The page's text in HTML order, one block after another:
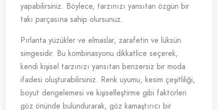
yapabilirsiniz. Böylece, tarzınızı yansıtan özgün bir
takı parçasına sahip olursunuz.
Pırlanta yüzükler ve elmaslar, zarafetin ve lüksün
simgesidir. Bu kombinasyonu dikkatlice seçerek,
kendi kişisel tarzınızı yansıtan benzersiz bir moda
ifadesi oluşturabilirsiniz. Renk uyumu, kesim çeşitliliği,
boyut dengelemesi ve kişiselleştirme gibi faktörleri
göz önünde bulundurarak, göz kamaştırıcı bir